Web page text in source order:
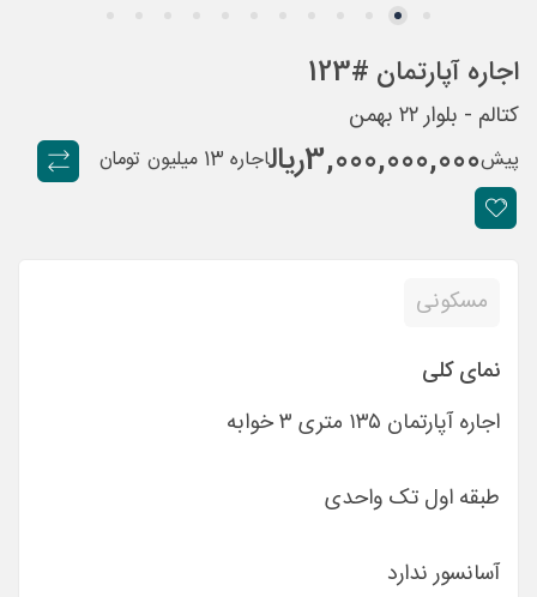
اجاره آپارتمان #123
کتالم - بلوار ۲۲ بهمن
پیش3,000,000,000ريالاجاره 13 میلیون تومان
مسکونی
نمای کلی
اجاره آپارتمان ۱۳۵ متری ۳ خوابه
طبقه اول تک واحدی
آسانسور ندارد